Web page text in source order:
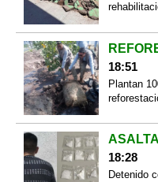
18:51
Plantan
18:28
Detenido